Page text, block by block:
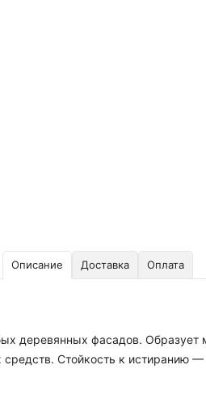
Описание Доставка Оплата
деревянных фасадов.
Стойкость к истиранию —